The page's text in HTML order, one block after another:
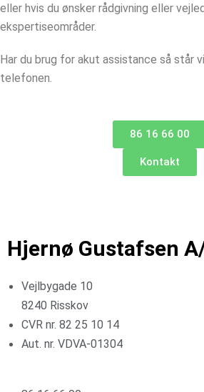
eller hvis du ønsker rådgivning eller
ekspertiseområder.
Har du brug for akut assistance så står
telefonen.
86 16 66 00
Kontakt
Hjernø Gustafsen
Vejlbygade 10
8240 Risskov
CVR nr. 82 25 10 14
Aut. nr. VDVA-01304